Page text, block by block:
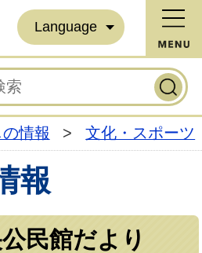
Language
の情報 > 文化・スポーツ
報
民館だより